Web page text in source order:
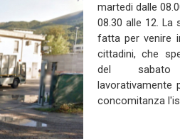
martedi dalle
08.30 alle 12.
fatta per venire
cittadini, che
del sabato
lavorativamente
concomitanza